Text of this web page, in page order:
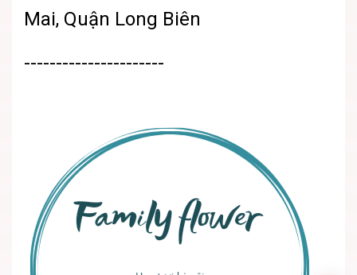
Mai, Quận Long Biên
----------------------